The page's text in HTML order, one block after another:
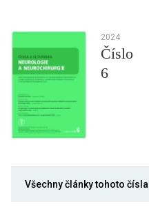
2024
Číslo
6
Všechny články tohoto čísla